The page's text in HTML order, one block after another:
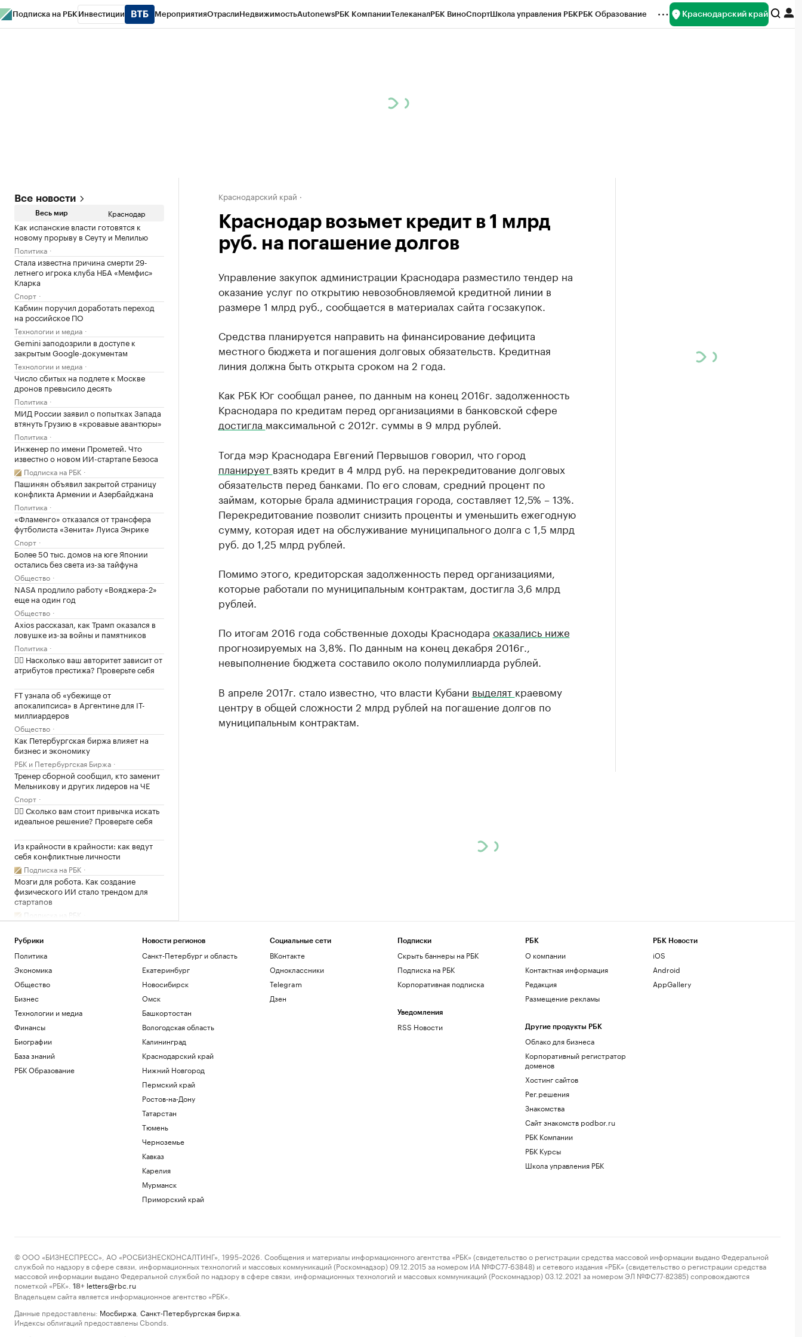
Подписка на РБК Инвестиции МероприятияОтраслиНедвижимостьAutonewsРБК КомпанииТелеканалРБК ВиноСпортШкола управления РБКРБК Образование Краснодарский край
Все новости
Весь мир Краснодар
Как испанские власти готовятся к
новому прорыву в Сеуту и Мелилью
Политика
Стала известна причина смерти 29-
летнего игрока клуба НБА «Мемфис»
Кларка
Спорт
Кабмин поручил доработать переход
на российское ПО
Технологии и медиа
Gemini заподозрили в доступе к
закрытым Google-документам
Технологии и медиа
Число сбитых на подлете к Москве
дронов превысило десять
Политика
МИД России заявил о попытках Запада
втянуть Грузию в «кровавые авантюры»
Политика
Инженер по имени Прометей. Что
известно о новом ИИ-стартапе Безоса
Подписка на РБК
Пашинян объявил закрытой страницу
конфликта Армении и Азербайджана
Политика
«Фламенго» отказался от трансфера
футболиста «Зенита» Луиса Энрике
Спорт
Более 50 тыс. домов на юге Японии
остались без света из-за тайфуна
Общество
NASA продлило работу «Вояджера-2»
еще на один год
Общество
Axios рассказал, как Трамп оказался в
ловушке из-за войны и памятников
Политика
✍🏻 Насколько ваш авторитет зависит от
атрибутов престижа? Проверьте себя
FT узнала об «убежище от
апокалипсиса» в Аргентине для IT-
миллиардеров
Общество
Как Петербургская биржа влияет на
бизнес и экономику
РБК и Петербургская Биржа
Тренер сборной сообщил, кто заменит
Мельникову и других лидеров на ЧЕ
Спорт
✍🏻 Сколько вам стоит привычка искать
идеальное решение? Проверьте себя
Из крайности в крайности: как ведут
себя конфликтные личности
Подписка на РБК
Мозги для робота. Как создание
физического ИИ стало трендом для
стартапов
Подписка на РБК
дронов в Белгородской области
Краснодарский край
Краснодар возьмет кредит в 1 млрд
руб. на погашение долгов
Управление закупок администрации Краснодара разместило тендер на
оказание услуг по открытию невозобновляемой кредитной линии в
размере 1 млрд руб., сообщается в материалах сайта госзакупок.
Средства планируется направить на финансирование дефицита
местного бюджета и погашения долговых обязательств. Кредитная
линия должна быть открыта сроком на 2 года.
Как РБК Юг сообщал ранее, по данным на конец 2016г. задолженность
Краснодара по кредитам перед организациями в банковской сфере
достигла максимальной с 2012г. суммы в 9 млрд рублей.
Тогда мэр Краснодара Евгений Первышов говорил, что город
планирует взять кредит в 4 млрд руб. на перекредитование долговых
обязательств перед банками. По его словам, средний процент по
займам, которые брала администрация города, составляет 12,5% – 13%.
Перекредитование позволит снизить проценты и уменьшить ежегодную
сумму, которая идет на обслуживание муниципального долга с 1,5 млрд
руб. до 1,25 млрд рублей.
Помимо этого, кредиторская задолженность перед организациями,
которые работали по муниципальным контрактам, достигла 3,6 млрд
рублей.
По итогам 2016 года собственные доходы Краснодара оказались ниже
прогнозируемых на 3,8%. По данным на конец декабря 2016г.,
невыполнение бюджета составило около полумиллиарда рублей.
В апреле 2017г. стало известно, что власти Кубани выделят краевому
центру в общей сложности 2 млрд рублей на погашение долгов по
муниципальным контрактам.
Рубрики
Политика
Экономика
Общество
Бизнес
Технологии и медиа
Финансы
Биографии
База знаний
РБК Образование
Новости регионов
Санкт-Петербург и область
Екатеринбург
Новосибирск
Омск
Башкортостан
Вологодская область
Калининград
Краснодарский край
Нижний Новгород
Пермский край
Ростов-на-Дону
Татарстан
Тюмень
Черноземье
Кавказ
Карелия
Мурманск
Приморский край
Социальные сети
ВКонтакте
Одноклассники
Telegram
Дзен
Подписки
Скрыть баннеры на РБК
Подписка на РБК
Корпоративная подписка
Уведомления
RSS Новости
РБК
О компании
Контактная информация
Редакция
Размещение рекламы
Другие продукты РБК
Облако для бизнеса
Корпоративный регистратор
доменов
Хостинг сайтов
Рег.решения
Знакомства
Сайт знакомств podbor.ru
РБК Компании
РБК Курсы
Школа управления РБК
РБК Новости
iOS
Android
AppGallery
© ООО «БИЗНЕСПРЕСС», АО «РОСБИЗНЕСКОНСАЛТИНГ», 1995–2026. Сообщения и материалы информационного агентства «РБК» (свидетельство о регистрации средства массовой информации выдано Федеральной
службой по надзору в сфере связи, информационных технологий и массовых коммуникаций (Роскомнадзор) 09.12.2015 за номером ИА №ФС77-63848) и сетевого издания «РБК» (свидетельство о регистрации средства
массовой информации выдано Федеральной службой по надзору в сфере связи, информационных технологий и массовых коммуникаций (Роскомнадзор) 03.12.2021 за номером ЭЛ №ФС77-82385) сопровождаются
пометкой «РБК».
18+ letters@rbc.ru
Владельцем сайта является информационное агентство «РБК».
Данные предоставлены: Мосбиржа Санкт-Петербургская биржа
Индексы облигаций предоставлены Cbonds.